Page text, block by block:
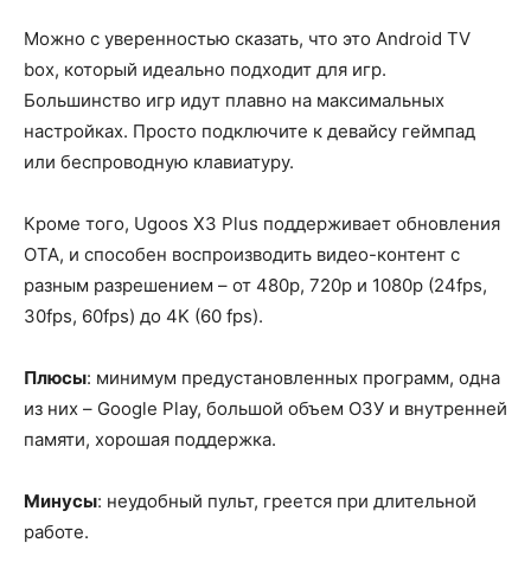
Можно с уверенностью сказать, что это Android TV
box, который идеально подходит для игр.
Большинство игр идут плавно на максимальных
настройках. Просто подключите к девайсу геймпад
или беспроводную клавиатуру.
Кроме того, Ugoos X3 Plus поддерживает обновления
OTA, и способен воспроизводить видео-контент с
разным разрешением – от 480p, 720p и 1080p (24fps,
30fps, 60fps) до 4K (60 fps).
Плюсы: минимум предустановленных программ, одна
из них – Google Play, большой объем ОЗУ и внутренней
памяти, хорошая поддержка.
Минусы: неудобный пульт, греется при длительной
работе.